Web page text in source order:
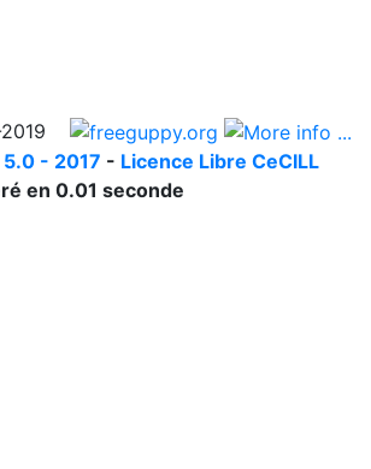
5.0 - 2017 - Licence Libre CeCILL
en 0.01 seconde